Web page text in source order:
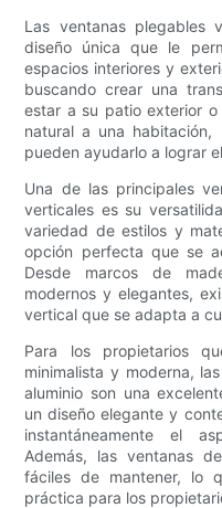
Las ventanas plegables
diseño única que le
espacios interiores y
buscando crear una
estar a su patio exterior
natural a una habitación,
pueden ayudarlo a lograr
Una de las principales
verticales es su
variedad de estilos y
opción perfecta que se
Desde marcos de
modernos y elegantes,
vertical que se adapta a
Para los propietarios
minimalista y moderna,
aluminio son una
un diseño elegante y
instantáneamente el
Además, las ventanas
fáciles de mantener, lo
práctica para los